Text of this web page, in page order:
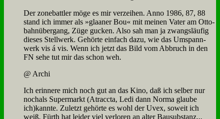
Der zone­batt­ler mö­ge es mir ver­zei­hen. An­no 1986, 87, 88
stand ich im­mer als »gla­a­ner Bou« mit mei­nen Va­ter am Ot­to­
bahn­über­gang, Zü­ge gucken. Al­so sah man ja zwangs­läu­fig
die­ses Stell­werk. Ge­hör­te ein­fach da­zu, wie das Um­spann­
werk vis á vis. Wenn ich jetzt das Bild vom Ab­bruch in den
FN se­he tut mir das schon weh.
@ Ar­chi
Ich er­in­ne­re mich noch gut an das Ki­no, daß ich sel­ber nur
nochals Su­per­markt (Atracc­ta, Le­di dann Nor­ma glau­be
ich)kannte. Zu­letzt ge­hör­te es wohl der Uvex, so­weit ich
weiß. Fürth hat lei­der viel ver­lo­ren an al­ter Bau­sub­stanz...